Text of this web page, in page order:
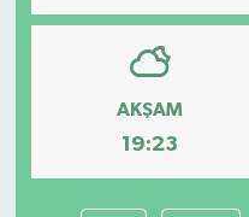
AKŞAM
19:23